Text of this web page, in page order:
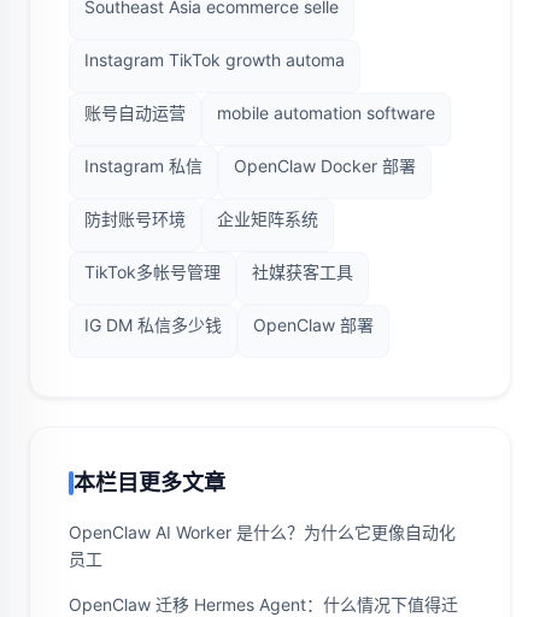
Southeast Asia ecommerce selle
Instagram TikTok growth automa
账号自动运营 mobile automation software
Instagram 私信 OpenClaw Docker 部署
防封账号环境 企业矩阵系统
TikTok多帐号管理 社媒获客工具
IG DM 私信多少钱 OpenClaw 部署
本栏目更多文章
OpenClaw AI Worker 是什么？为什么它更像自动化
员工
OpenClaw 迁移 Hermes Agent：什么情况下值得迁